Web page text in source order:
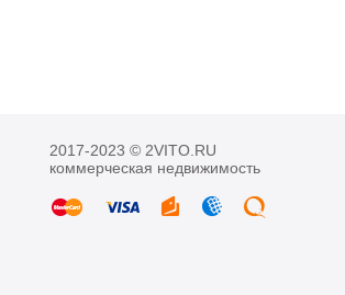
2017-2023 © 2VITO.RU
коммерческая недвижимость